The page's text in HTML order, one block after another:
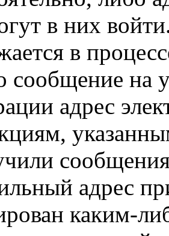
в них
в
сообщение на
адрес
адрес
каким-